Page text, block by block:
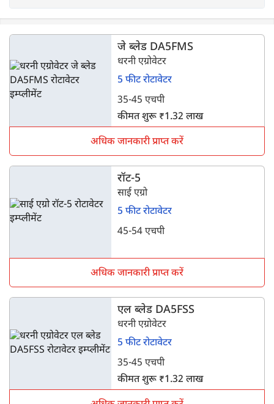
जे ब्लेड DA5FMS
धरनी एग्रोवेटर
5 फीट रोटावेटर
35-45 एचपी
कीमत शुरू ₹1.32 लाख
अधिक जानकारी प्राप्त करें
रॉट-5
साई एग्रो
5 फीट रोटावेटर
45-54 एचपी
अधिक जानकारी प्राप्त करें
एल ब्लेड DA5FSS
धरनी एग्रोवेटर
5 फीट रोटावेटर
35-45 एचपी
कीमत शुरू ₹1.32 लाख